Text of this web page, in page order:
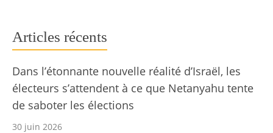
Articles récents
Dans l’étonnante nouvelle réalité d’Israël, les
électeurs s’attendent à ce que Netanyahu tente
de saboter les élections
30 juin 2026